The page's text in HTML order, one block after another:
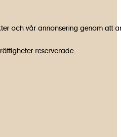
och vår annonsering genom att
reserverade